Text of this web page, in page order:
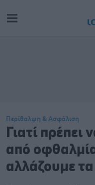
Περίθαλψη & Ασφάλιση
Γιατί πρέπει
από
αλλάζουμε